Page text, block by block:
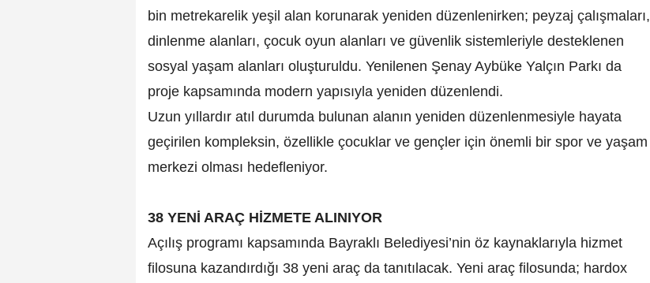
bin metrekarelik yeşil alan korunarak yeniden düzenlenirken; peyzaj çalışmaları,
dinlenme alanları, çocuk oyun alanları ve güvenlik sistemleriyle desteklenen
sosyal yaşam alanları oluşturuldu. Yenilenen Şenay Aybüke Yalçın Parkı da
proje kapsamında modern yapısıyla yeniden düzenlendi.
Uzun yıllardır atıl durumda bulunan alanın yeniden düzenlenmesiyle hayata
geçirilen kompleksin, özellikle çocuklar ve gençler için önemli bir spor ve yaşam
merkezi olması hedefleniyor.
38 YENİ ARAÇ HİZMETE ALINIYOR
Açılış programı kapsamında Bayraklı Belediyesi’nin öz kaynaklarıyla hizmet
filosuna kazandırdığı 38 yeni araç da tanıtılacak. Yeni araç filosunda; hardox